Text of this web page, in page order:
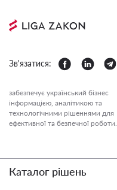
Зв'язатися:
забезпечує український бізнес
інформацією, аналітикою та
технологічними рішеннями для
ефективної та безпечної роботи.
Каталог рішень